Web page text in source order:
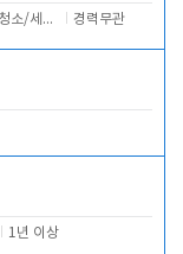
전반적인 청소/세탁업무 경력무관
1년 이상